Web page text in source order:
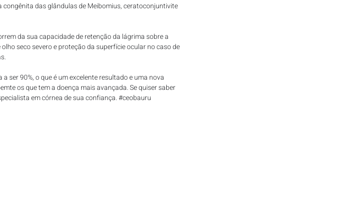
das glândulas de Meibomius, ceratoconjuntivite
da sua capacidade de retenção da lágrima sobre a
seco severo e proteção da superfície ocular no caso de
ser 90%, o que é um excelente resultado e uma nova
os que tem a doença mais avançada. Se quiser saber
em córnea de sua confiança. #ceobauru